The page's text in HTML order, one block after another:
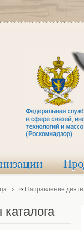
⇒ Направление
каталога